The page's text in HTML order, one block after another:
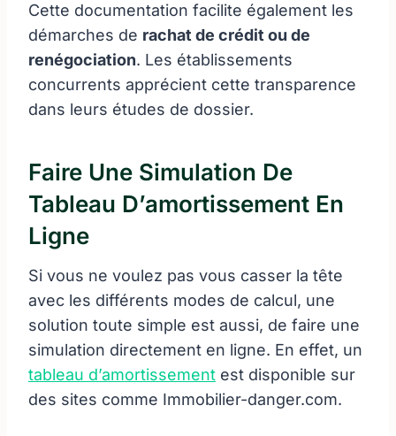
Cette documentation facilite également les
démarches de rachat de crédit ou de
renégociation. Les établissements
concurrents apprécient cette transparence
dans leurs études de dossier.
Faire Une Simulation De
Tableau D’amortissement En
Ligne
Si vous ne voulez pas vous casser la tête
avec les différents modes de calcul, une
solution toute simple est aussi, de faire une
simulation directement en ligne. En effet, un
tableau d’amortissement est disponible sur
des sites comme Immobilier-danger.com.